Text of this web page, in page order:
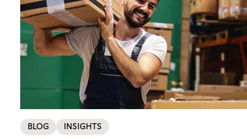
BLOG INSIGHTS